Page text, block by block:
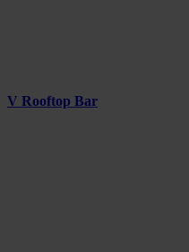
V Rooftop Bar